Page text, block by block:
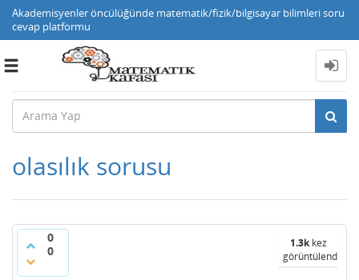
Akademisyenler öncülüğünde matematik/fizik/bilgisayar bilimleri soru
cevap platformu
Toggle
olasılık sorusu
0
0
1.3kkez
görüntülendi